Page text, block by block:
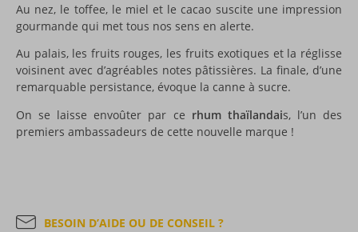
Au nez, le toffee, le miel et le cacao suscite une impression
gourmande qui met tous nos sens en alerte.
Au palais, les fruits rouges, les fruits exotiques et la réglisse
voisinent avec d’agréables notes pâtissières. La finale, d’une
remarquable persistance, évoque la canne à sucre.
On se laisse envoûter par ce rhum thaïlandais, l’un des
premiers ambassadeurs de cette nouvelle marque !
BESOIN D’AIDE OU DE CONSEIL ?